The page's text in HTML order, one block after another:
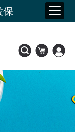
保
原蛋白